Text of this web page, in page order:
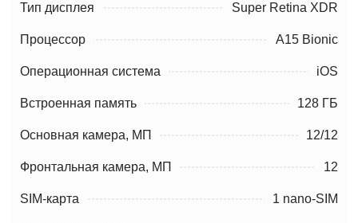
Тип дисплея Super Retina XDR
Процессор A15 Bionic
Операционная система iOS
Встроенная память 128 ГБ
Основная камера, МП 12/12
Фронтальная камера, МП 12
SIM-карта 1 nano-SIM